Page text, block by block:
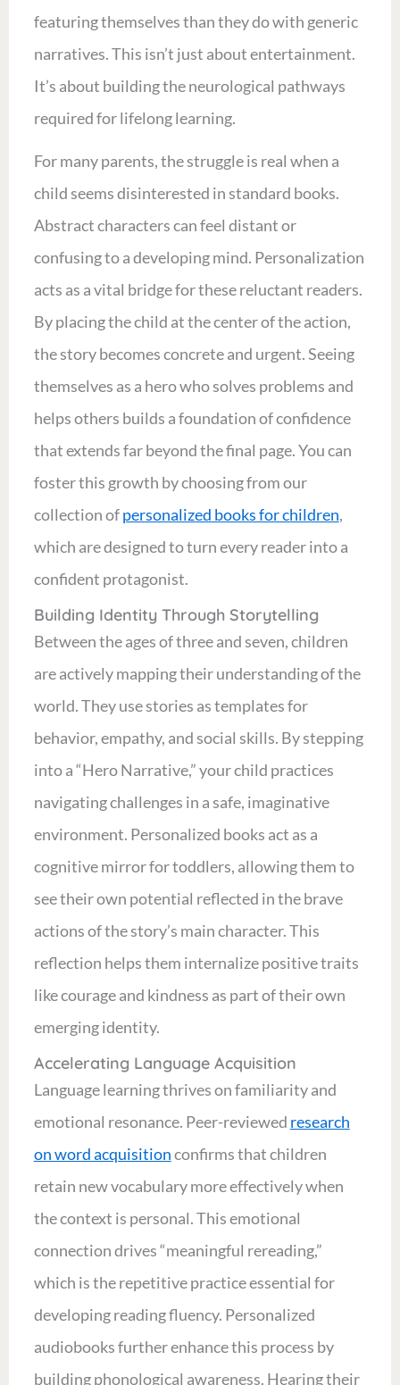
featuring themselves than they do with generic
narratives. This isn’t just about entertainment.
It’s about building the neurological pathways
required for lifelong learning.
For many parents, the struggle is real when a
child seems disinterested in standard books.
Abstract characters can feel distant or
confusing to a developing mind. Personalization
acts as a vital bridge for these reluctant readers.
By placing the child at the center of the action,
the story becomes concrete and urgent. Seeing
themselves as a hero who solves problems and
helps others builds a foundation of confidence
that extends far beyond the final page. You can
foster this growth by choosing from our
collection ofpersonalized books for children,
which are designed to turn every reader into a
confident protagonist.
Building Identity Through Storytelling
Between the ages of three and seven, children
are actively mapping their understanding of the
world. They use stories as templates for
behavior, empathy, and social skills. By stepping
into a “Hero Narrative,” your child practices
navigating challenges in a safe, imaginative
environment. Personalized books act as a
cognitive mirror for toddlers, allowing them to
see their own potential reflected in the brave
actions of the story’s main character. This
reflection helps them internalize positive traits
like courage and kindness as part of their own
emerging identity.
Accelerating Language Acquisition
Language learning thrives on familiarity and
emotional resonance. Peer-reviewed research
on word acquisitionconfirms that children
retain new vocabulary more effectively when
the context is personal. This emotional
connection drives “meaningful rereading,”
which is the repetitive practice essential for
developing reading fluency. Personalized
audiobooks further enhance this process by
building phonological awareness. Hearing their